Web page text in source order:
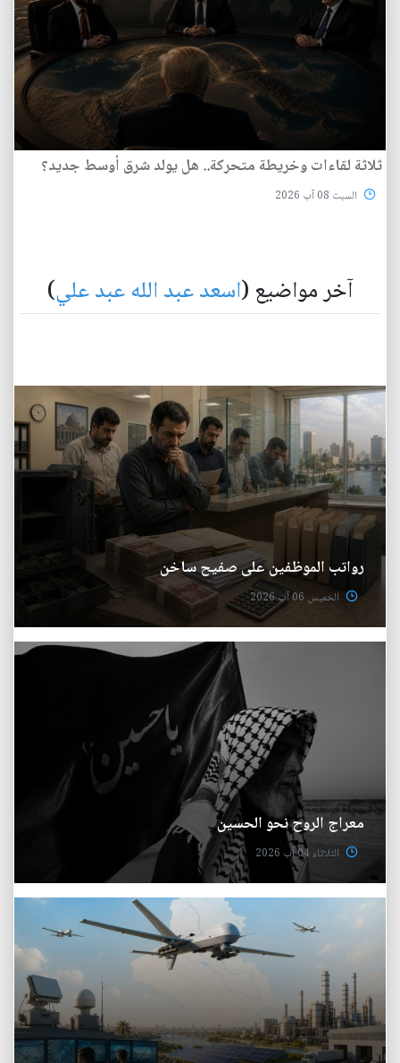
ثلاثة لقاءات وخريطة متحركة.. هل يولد شرق أوسط جديد؟
السبت 08 آب 2026
آخر مواضيع (اسعد عبد الله عبد علي)
رواتب الموظفين على صفيح ساخن
الخميس 06 آب 2026
معراج الروح نحو الحسين
الثلاثاء 04 آب 2026